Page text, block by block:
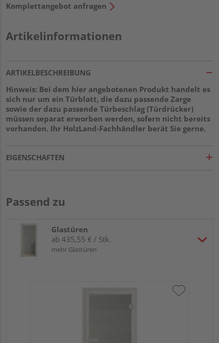
Komplettangebot anfragen
Artikelinformationen
ARTIKELBESCHREIBUNG
Hinweis: Bei dem hier angebotenen Produkt handelt es
sich nur um ein Türblatt, die dazu passende Zarge
sowie der dazu passende Türbeschlag (Türdrücker)
müssen separat erworben werden, sofern nicht bereits
vorhanden. Ihr HolzLand-Fachhändler berät Sie gerne.
EIGENSCHAFTEN
Passend zu
Glastüren
ab 435,55 € / Stk.
mehr Glastüren